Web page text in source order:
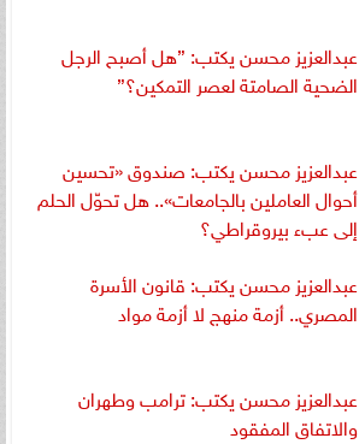
عبدالعزيز محسن يكتب: ”هل أصبح الرجل
الضحية الصامتة لعصر التمكين؟”
عبدالعزيز محسن يكتب: صندوق «تحسين
أحوال العاملين بالجامعات».. هل تحوّل الحلم
إلى عبء بيروقراطي؟
عبدالعزيز محسن يكتب: قانون الأسرة
المصري.. أزمة منهج لا أزمة مواد
عبدالعزيز محسن يكتب: ترامب وطهران
والاتفاق المفقود